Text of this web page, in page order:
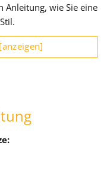
Anleitung, wie Sie eine
[anzeigen]